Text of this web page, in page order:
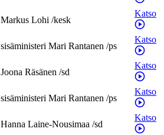
Markus Lohi /kesk
Katso
sisäministeri Mari Rantanen /ps
Katso
Joona Räsänen /sd
Katso
sisäministeri Mari Rantanen /ps
Katso
Hanna Laine-Nousimaa /sd
Katso